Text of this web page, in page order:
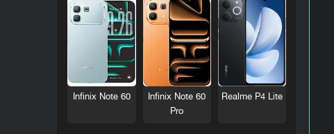
Realme P4 Lite
Infinix Note 60
Pro
Infinix Note 60